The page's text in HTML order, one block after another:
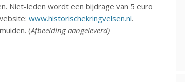
Niet-leden wordt een bijdrage van 5 euro
www.historischekringvelsen.nl.
(Afbeelding aangeleverd)